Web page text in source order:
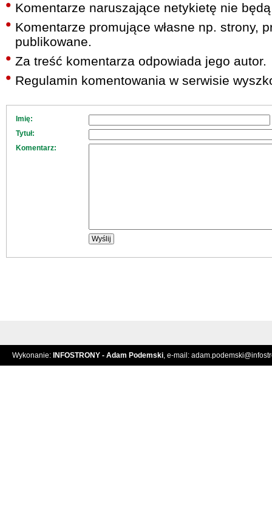
Komentarze naruszające netykietę nie
Komentarze promujące własne np. strony,
publikowane.
Za treść komentarza odpowiada jego autor.
Regulamin komentowania w serwisie
Imię:
Tytuł:
Komentarz:
Wykonanie: INFOSTRONY - Adam Podemski, e-mail: